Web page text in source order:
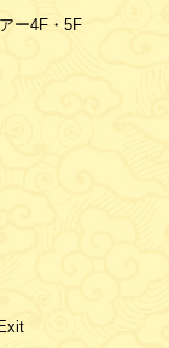
ー4F・5F